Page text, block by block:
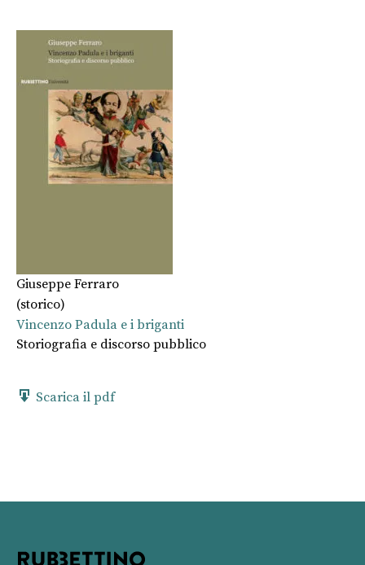
Giuseppe Ferraro
(storico)
Vincenzo Padula e i briganti
Storiografia e discorso pubblico
Scarica il pdf